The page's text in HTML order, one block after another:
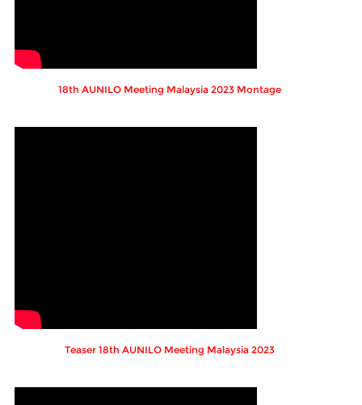
18th AUNILO Meeting Malaysia 2023 Montage
Teaser 18th AUNILO Meeting Malaysia 2023